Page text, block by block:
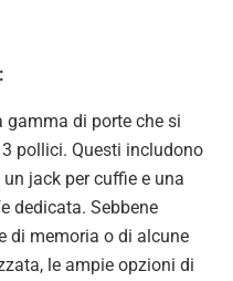
di porte che si
pollici. Questi includono
jack per cuffie e una
dedicata. Sebbene
di memoria o di alcune
le ampie opzioni di